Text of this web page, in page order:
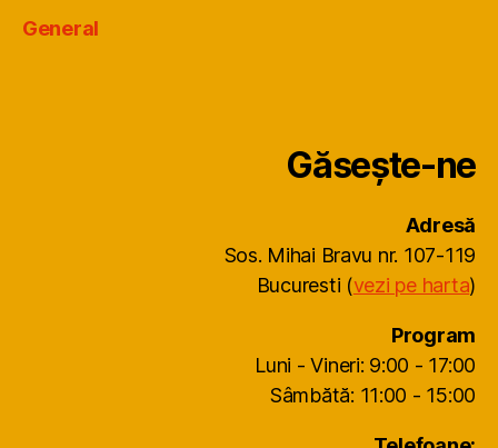
General
Găsește-ne
Adresă
Sos. Mihai Bravu nr. 107-119
Bucuresti (vezi pe harta)
Program
Luni - Vineri: 9:00 - 17:00
Sâmbătă: 11:00 - 15:00